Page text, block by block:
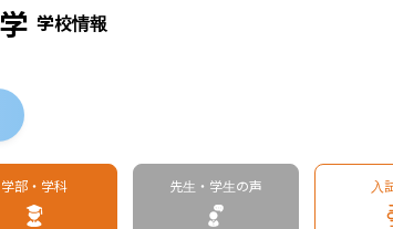
学校情報
学部・学科 先生・学生の声 入